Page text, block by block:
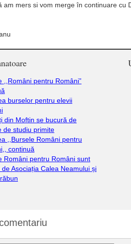
am mers si vom merge în continuare cu
,,Români pentru Români”
burselor pentru elevii
din Moftin se bucură de
de studiu primite
,,Bursele Români pentru
continuă
Români pentru Români sunt
Asociația Calea Neamului și